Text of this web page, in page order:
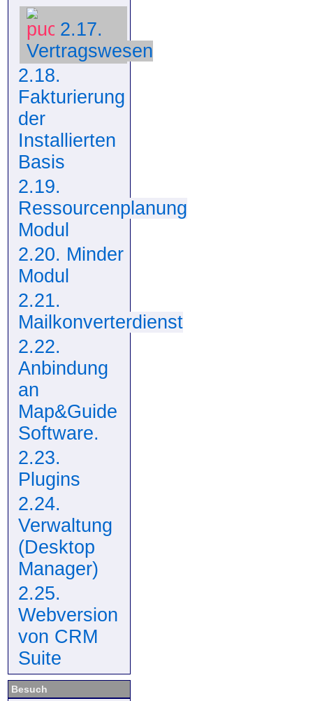
2.17.
Vertragswesen
2.18.
Fakturierung
der
Installierten
Basis
2.19.
Ressourcenplanung
Modul
2.20. Minder
Modul
2.21.
Mailkonverterdienst
2.22.
Anbindung
an
Map&Guide
Software.
2.23.
Plugins
2.24.
Verwaltung
(Desktop
Manager)
2.25.
Webversion
von CRM
Suite
Besuch